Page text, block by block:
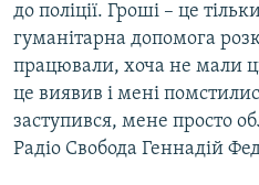
до поліції. Гроші – це
гуманітарна допомога
працювали, хоча не мали
це виявив і мені
заступився, мене просто
Радіо Свобода Геннадій